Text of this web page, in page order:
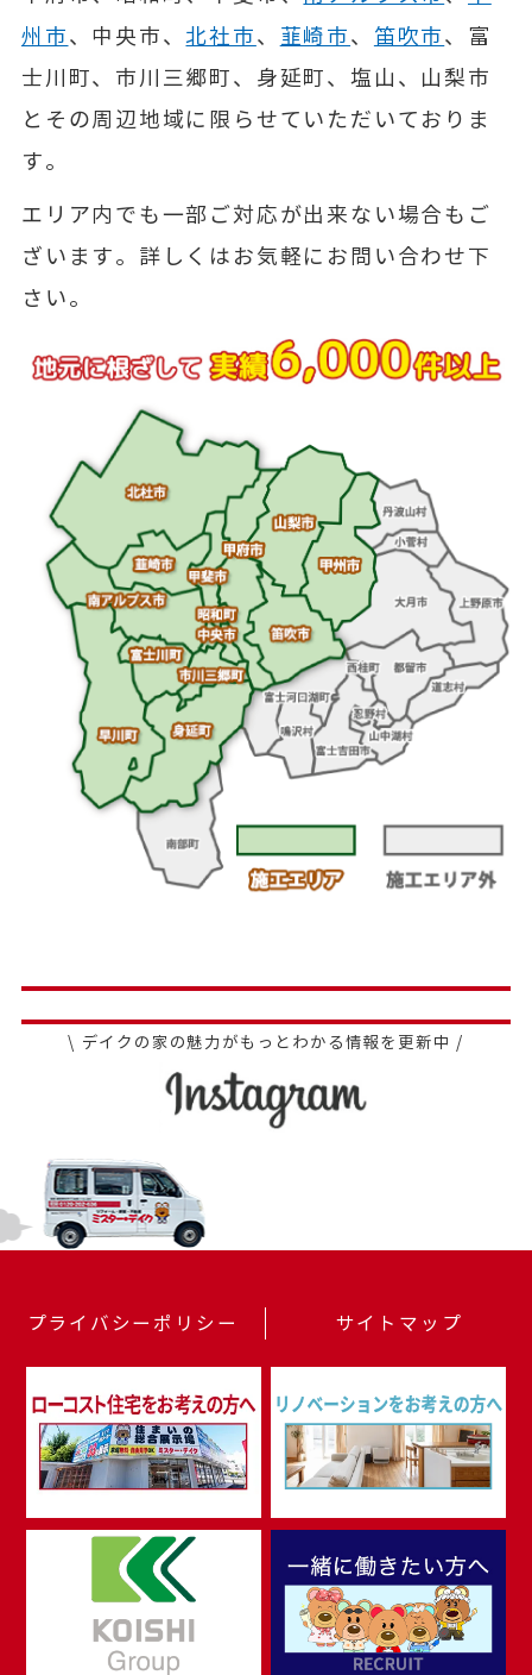
州市、中央市、北社市、 韮崎市、 笛吹市、富
士川町、市川三郷町、身延町、塩山、山梨市
とその周辺地域に限らせていただいておりま
す。
エリア内でも一部ご対応が出来ない場合もご
ざいます。詳しくはお気軽にお問い合わせ下
さい。
\ デイクの家の魅力がもっとわかる情報を更新中 /
プライバシーポリシー サイトマップ